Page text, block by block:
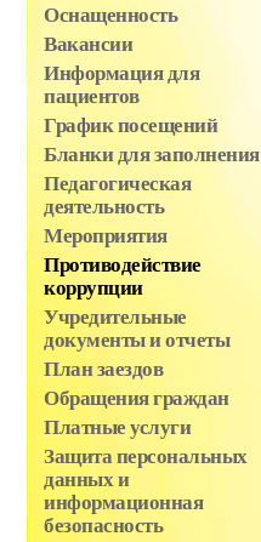
Оснащенность
Вакансии
Информация для
пациентов
График посещений
Бланки для заполнения
Педагогическая
деятельность
Мероприятия
Противодействие
коррупции
Учредительные
документы и отчеты
План заездов
Обращения граждан
Платные услуги
Защита персональных
данных и
информационная
безопасность